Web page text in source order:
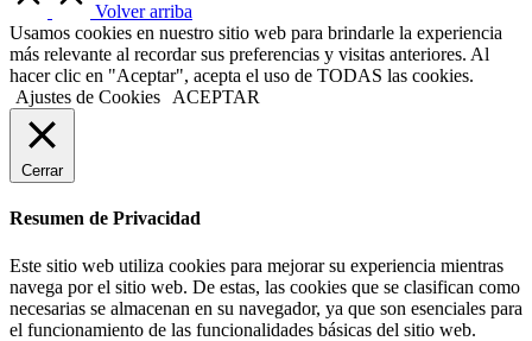
Volver arriba
Usamos cookies en nuestro sitio web para brindarle la experiencia
más relevante al recordar sus preferencias y visitas anteriores. Al
hacer clic en "Aceptar", acepta el uso de TODAS las cookies.
Ajustes de Cookies
ACEPTAR
Cerrar
Resumen de Privacidad
Este sitio web utiliza cookies para mejorar su experiencia mientras
navega por el sitio web. De estas, las cookies que se clasifican como
necesarias se almacenan en su navegador, ya que son esenciales para
el funcionamiento de las funcionalidades básicas del sitio web.